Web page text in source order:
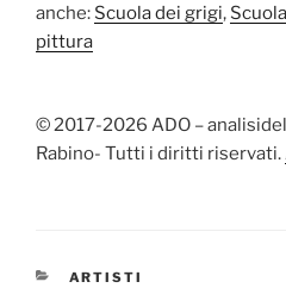
anche: Scuola dei grigi,
pittura
© 2017-2026 ADO –
Rabino- Tutti i diritti riservati.
CATEGORIE
ARTISTI